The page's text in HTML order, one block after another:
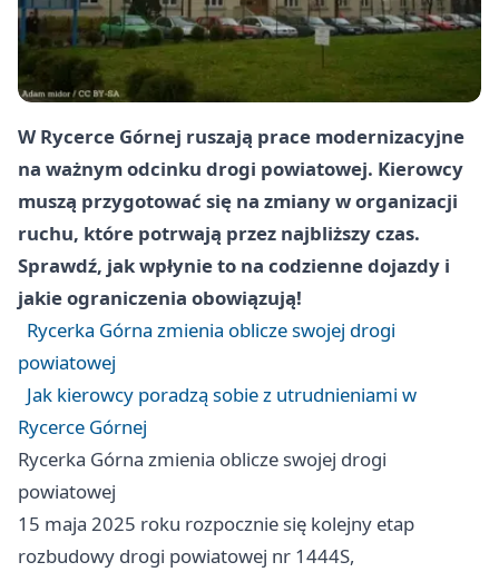
W Rycerce Górnej ruszają prace modernizacyjne
na ważnym odcinku drogi powiatowej. Kierowcy
muszą przygotować się na zmiany w organizacji
ruchu, które potrwają przez najbliższy czas.
Sprawdź, jak wpłynie to na codzienne dojazdy i
jakie ograniczenia obowiązują!
Rycerka Górna zmienia oblicze swojej drogi
powiatowej
Jak kierowcy poradzą sobie z utrudnieniami w
Rycerce Górnej
Rycerka Górna zmienia oblicze swojej drogi
powiatowej
15 maja 2025 roku rozpocznie się kolejny etap
rozbudowy drogi powiatowej nr 1444S,